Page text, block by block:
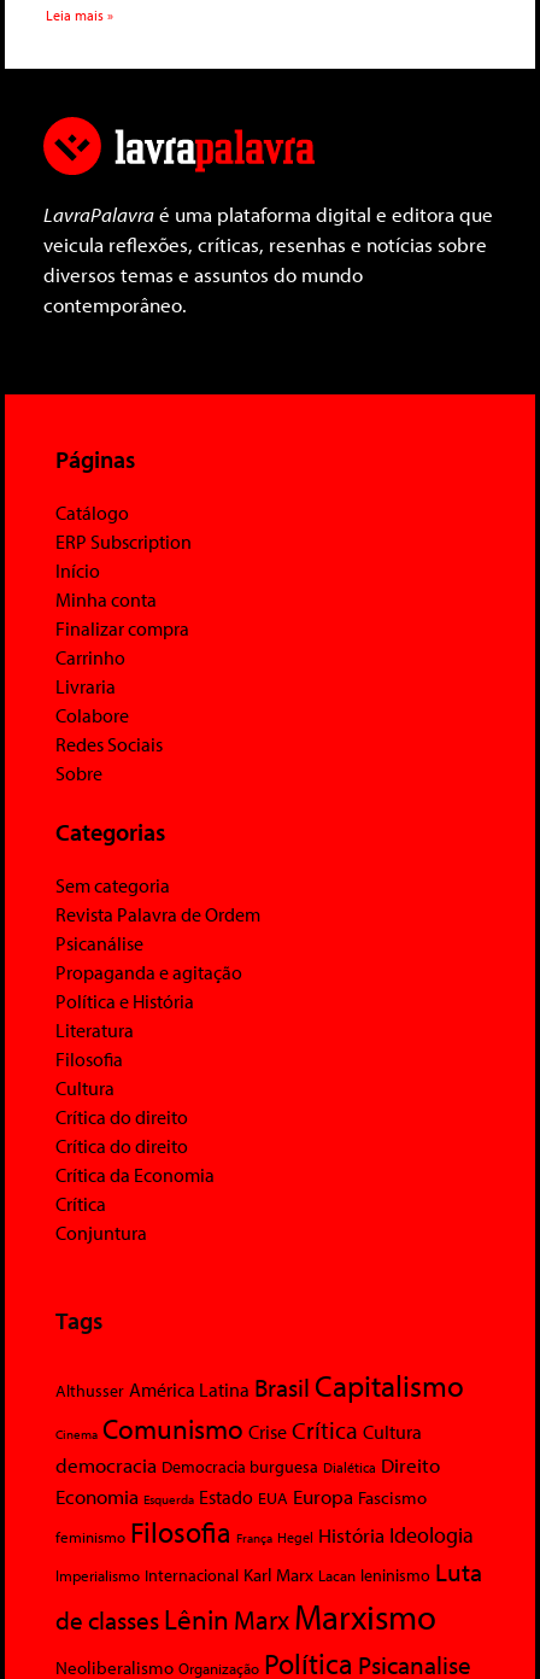
Leia mais »
LavraPalavraé uma plataforma digital e editora que
veicula reflexões, críticas, resenhas e notícias sobre
diversos temas e assuntos do mundo
contemporâneo.
Páginas
Catálogo
ERP Subscription
Início
Minha conta
Finalizar compra
Carrinho
Livraria
Colabore
Redes Sociais
Sobre
Categorias
Sem categoria
Revista Palavra de Ordem
Psicanálise
Propaganda e agitação
Política e História
Literatura
Filosofia
Cultura
Crítica do direito
Crítica do direito
Crítica da Economia
Crítica
Conjuntura
Tags
Althusser América Latina Brasil Capitalismo
Cinema Comunismo Crise Crítica Cultura
democracia Democracia burguesa Dialética Direito
Economia Esquerda Estado EUA Europa Fascismo
feminismo Filosofia França Hegel História Ideologia
Imperialismo Internacional Karl Marx Lacan leninismo Luta
de classesLênin MarxMarxismo
Neoliberalismo Organização Política Psicanalise